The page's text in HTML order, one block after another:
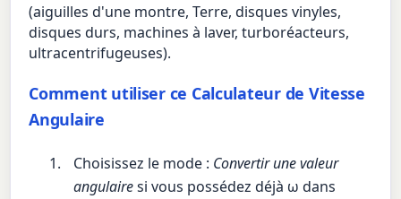
(aiguilles d'une montre, Terre, disques vinyles,
disques durs, machines à laver, turboréacteurs,
ultracentrifugeuses).
Comment utiliser ce Calculateur de Vitesse
Angulaire
Choisissez le mode : Convertir une valeur
angulairesi vous possédez déjà ω dans